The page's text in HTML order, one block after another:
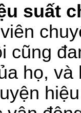
suất
cũng
họ,